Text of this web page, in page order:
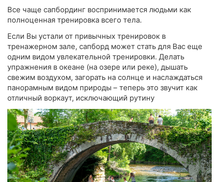
Все чаще сапбординг воспринимается людьми как
полноценная тренировка всего тела.
Если Вы устали от привычных тренировок в
тренажерном зале, сапборд может стать для Вас еще
одним видом увлекательной тренировки. Делать
упражнения в океане (на озере или реке), дышать
свежим воздухом, загорать на солнце и наслаждаться
панорамным видом природы – теперь это звучит как
отличный воркаут, исключающий рутину